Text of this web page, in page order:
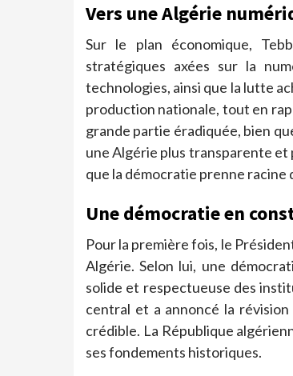
Vers une Algérie
Sur le plan économique,
stratégiques axées sur la
technologies, ainsi que la lutte
production nationale, tout en
grande partie éradiquée, bien
une Algérie plus transparente et
que la démocratie prenne
Une démocratie en
Pour la première fois, le
Algérie. Selon lui, une
solide et respectueuse des
central et a annoncé la
crédible. La République
ses fondements historiques.